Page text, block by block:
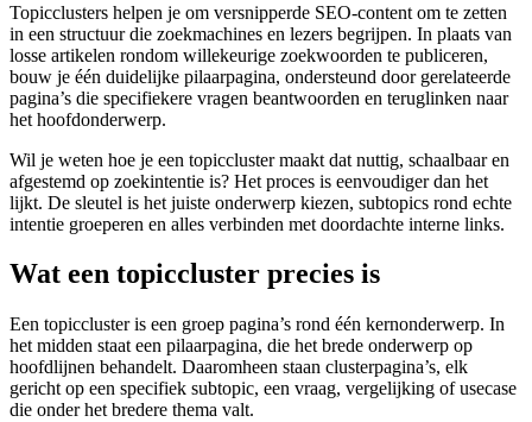
Topicclusters helpen je om versnipperde SEO-content om te zetten
in een structuur die zoekmachines en lezers begrijpen. In plaats van
losse artikelen rondom willekeurige zoekwoorden te publiceren,
bouw je één duidelijke pilaarpagina, ondersteund door gerelateerde
pagina’s die specifiekere vragen beantwoorden en teruglinken naar
het hoofdonderwerp.
Wil je weten hoe je een topiccluster maakt dat nuttig, schaalbaar en
afgestemd op zoekintentie is? Het proces is eenvoudiger dan het
lijkt. De sleutel is het juiste onderwerp kiezen, subtopics rond echte
intentie groeperen en alles verbinden met doordachte interne links.
Wat een topiccluster precies is
Een topiccluster is een groep pagina’s rond één kernonderwerp. In
het midden staat een pilaarpagina, die het brede onderwerp op
hoofdlijnen behandelt. Daaromheen staan clusterpagina’s, elk
gericht op een specifiek subtopic, een vraag, vergelijking of usecase
die onder het bredere thema valt.